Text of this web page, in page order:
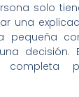
solo
una
pequeña
decisión.